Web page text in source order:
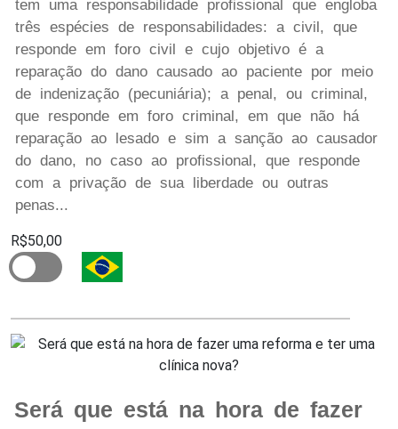
tem uma responsabilidade profissional que engloba
três espécies de responsabilidades: a civil, que
responde em foro civil e cujo objetivo é a
reparação do dano causado ao paciente por meio
de indenização (pecuniária); a penal, ou criminal,
que responde em foro criminal, em que não há
reparação ao lesado e sim a sanção ao causador
do dano, no caso ao profissional, que responde
com a privação de sua liberdade ou outras
penas...
R$50,00
Será que está na hora de fazer